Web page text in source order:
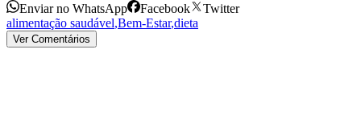
Enviar no WhatsApp Facebook
Twitter
alimentação saudável,Bem-Estar,dieta
Ver Comentários